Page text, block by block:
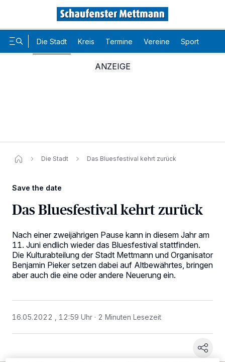
Die Stadt Kreis Termine Vereine Sport
Die Stadt Das Bluesfestival kehrt zurück
Save the date
Das Bluesfestival kehrt zurück
Nach einer zweijährigen Pause kann in diesem Jahr am
11. Juni endlich wieder das Bluesfestival stattfinden.
Die Kulturabteilung der Stadt Mettmann und Organisator
Benjamin Pieker setzen dabei auf Altbewährtes, bringen
aber auch die eine oder andere Neuerung ein.
16.05.2022 , 12:59 Uhr 2 Minuten Lesezeit
Wir und unsere218 -Partner speichern und greifen auf
personenbezogene Daten wie Browserdaten oder eindeutige
Anzeigen möglicherweise nicht mehr so relevant für Sie. Sie können
dieses Menü jederzeit wieder aufrufen, um Ihre Einstellungen zu